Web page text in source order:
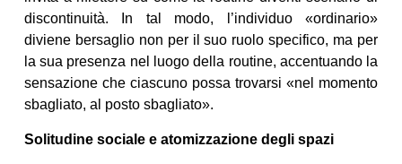
discontinuità. In tal modo, l’individuo «ordinario»
diviene bersaglio non per il suo ruolo specifico, ma per
la sua presenza nel luogo della routine, accentuando la
sensazione che ciascuno possa trovarsi «nel momento
sbagliato, al posto sbagliato».
Solitudine sociale e atomizzazione degli spazi